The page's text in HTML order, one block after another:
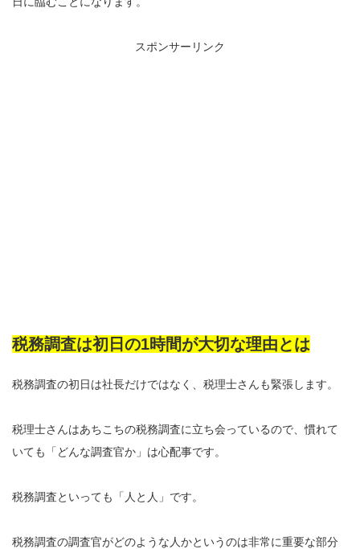
スポンサーリンク
税務調査は初日の1時間が大切な理由とは
税務調査の初日は社長だけではなく、税理士さんも緊張します。
税理士さんはあちこちの税務調査に立ち会っているので、慣れて
いても「どんな調査官か」は心配事です。
税務調査といっても「人と人」です。
税務調査の調査官がどのような人かというのは非常に重要な部分